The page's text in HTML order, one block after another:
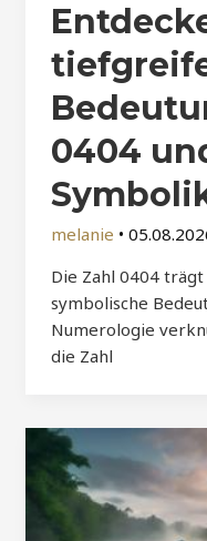
0404
melanie •
Die Zahl 0404
symbolische
Numerologie
die Zahl